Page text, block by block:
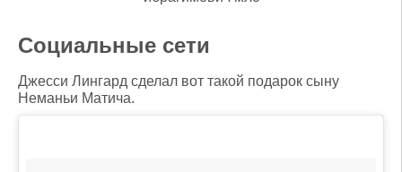
Социальные сети
Джесси Лингард сделал вот такой подарок сыну
Неманьи Матича.